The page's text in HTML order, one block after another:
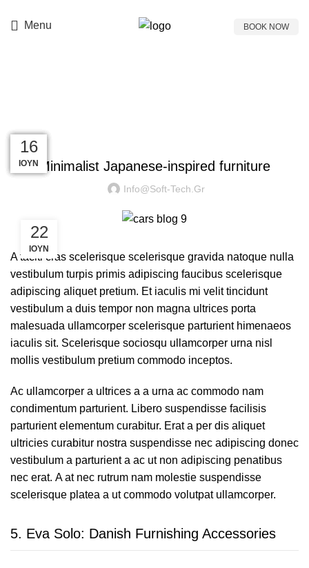
Menu BOOK NOW
Minimalist Japanese-inspired furniture
Info@soft-Tech.gr
22
ΙΟΎΝ
A taciti cras scelerisque scelerisque gravida natoque nulla
vestibulum turpis primis adipiscing faucibus scelerisque
adipiscing aliquet pretium. Et iaculis mi velit tincidunt
vestibulum a duis tempor non magna ultrices porta
malesuada ullamcorper scelerisque parturient himenaeos
iaculis sit. Scelerisque sociosqu ullamcorper urna nisl
mollis vestibulum pretium commodo inceptos.
Ac ullamcorper a ultrices a a urna ac commodo nam
condimentum parturient. Libero suspendisse facilisis
parturient elementum curabitur. Erat a per dis aliquet
ultricies curabitur nostra suspendisse nec adipiscing donec
vestibulum a parturient a ac ut non adipiscing penatibus
nec erat. A at nec rutrum nam molestie suspendisse
scelerisque platea a ut commodo volutpat ullamcorper.
5. Eva Solo: Danish Furnishing Accessories
23
ΙΟΎΛ
23
ΙΟΎΛ
23
ΙΟΎΛ
23
ΙΟΎΛ
23
ΙΟΎΛ
16
ΙΟΎΝ